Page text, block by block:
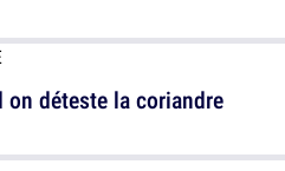
déteste la coriandre